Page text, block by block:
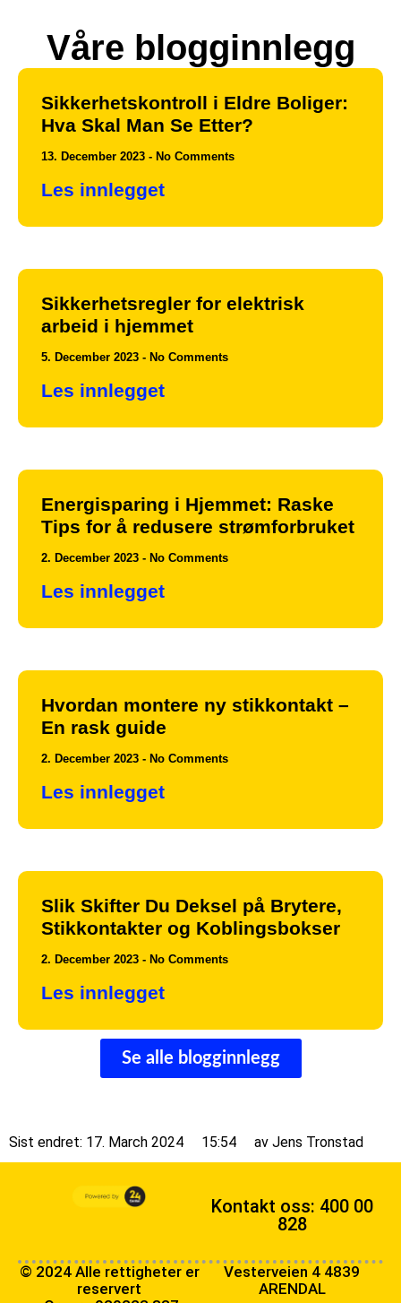
Våre blogginnlegg
Sikkerhetskontroll i Eldre Boliger:
Hva Skal Man Se Etter?
13. December 2023 No Comments
Les innlegget
Sikkerhetsregler for elektrisk
arbeid i hjemmet
5. December 2023 No Comments
Les innlegget
Energisparing i Hjemmet: Raske
Tips for å redusere strømforbruket
2. December 2023 No Comments
Les innlegget
Hvordan montere ny stikkontakt –
En rask guide
2. December 2023 No Comments
Les innlegget
Slik Skifter Du Deksel på Brytere,
Stikkontakter og Koblingsbokser
2. December 2023 No Comments
Les innlegget
Se alle blogginnlegg
Sist endret: 17. March 2024 15:54 av Jens Tronstad
Kontakt oss: 400 00
828
© 2024 Alle rettigheter er
reservert
Vesterveien 4 4839
ARENDAL